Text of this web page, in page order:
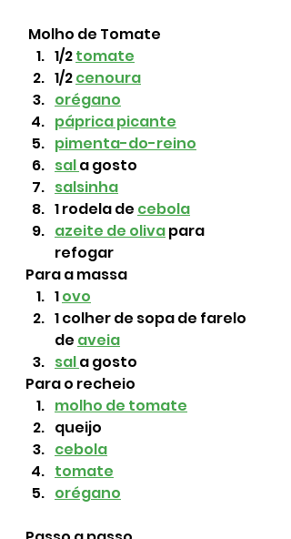
Molho de Tomate
1/2 tomate
1/2 cenoura
orégano
páprica picante
pimenta-do-reino
sal a gosto
salsinha
1 rodela de cebola
azeite de oliva para
refogar
Para a massa
1 ovo
1 colher de sopa de farelo
de aveia
sal a gosto
Para o recheio
molho de tomate
queijo
cebola
tomate
orégano